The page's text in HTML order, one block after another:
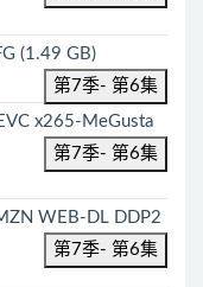
(1.49 GB)
第7季- 第6集
x265-MeGusta
第7季- 第6集
WEB-DL DDP2
第7季- 第6集